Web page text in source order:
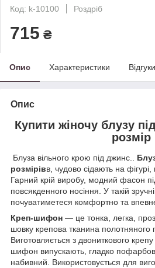
Код: k-10100
Роздріб
715 ₴
Опис Характеристики
Опис
Купити жіночу блузу
розмір
Блуза вільного крою під джинс..
розмірівв, чудово сідають на
Гарний крій виробу, модний фасон
повсякденного носіння. У такій
почуватиметеся комфортно та
Креп-шифон — це тонка, легка,
шовку крепова тканина полотняного
Виготовляється з двониткового
шифон випускають, гладко
набивний. Використовується для